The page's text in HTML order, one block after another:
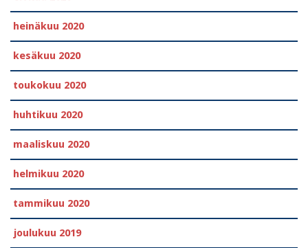
heinäkuu 2020
kesäkuu 2020
toukokuu 2020
huhtikuu 2020
maaliskuu 2020
helmikuu 2020
tammikuu 2020
joulukuu 2019